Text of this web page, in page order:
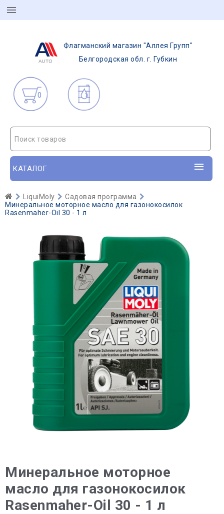
Флагманский магазин "Аллея Групп"
Белгородская обл. г. Губкин
0
Поиск товаров
КАТАЛОГ
LiquiMoly
Садовая программа
Минеральное моторное масло для газонокосилок
Rasenmaher-Oil 30 - 1 л
Минеральное моторное
масло для газонокосилок
Rasenmaher-Oil 30 - 1 л